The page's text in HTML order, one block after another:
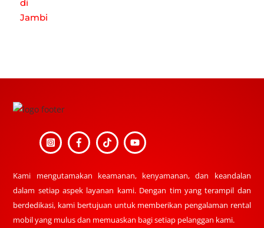
Top
Kami mengutamakan keamanan, kenyamanan, dan keandalan
dalam setiap aspek layanan kami. Dengan tim yang terampil dan
berdedikasi, kami bertujuan untuk memberikan pengalaman rental
mobil yang mulus dan memuaskan bagi setiap pelanggan kami.